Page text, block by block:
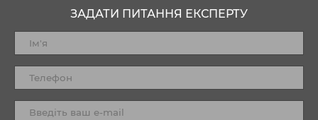
ЗАДАТИ ПИТАННЯ ЕКСПЕРТУ